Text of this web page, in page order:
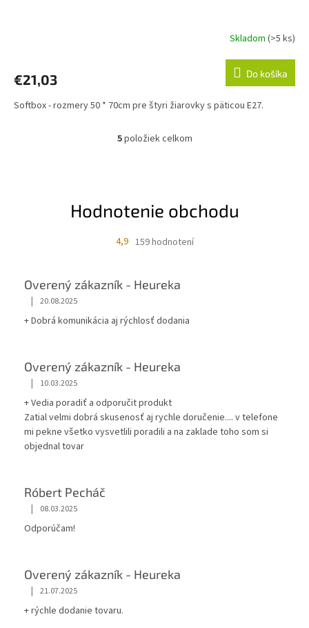
Skladom (>5 ks)
€21,03 Do košíka
Softbox - rozmery 50 * 70cm pre štyri žiarovky s päticou E27.
O
a
c
e
v
y
v
i
5položiek celkom
Hodnotenie obchodu
4,9 159 hodnotení
Overený zákazník - Heureka
| 20.08.2025
+ Dobrá komunikácia aj rýchlosť dodania
Overený zákazník - Heureka
| 10.03.2025
+ Vedia poradiť a odporučit produkt
Zatial velmi dobrá skusenosť aj rychle doručenie.... v telefone
mi pekne všetko vysvetlili poradili a na zaklade toho som si
objednal tovar
Róbert Pecháč
| 08.03.2025
Odporúčam!
Overený zákazník - Heureka
| 21.07.2025
+ rýchle dodanie tovaru.